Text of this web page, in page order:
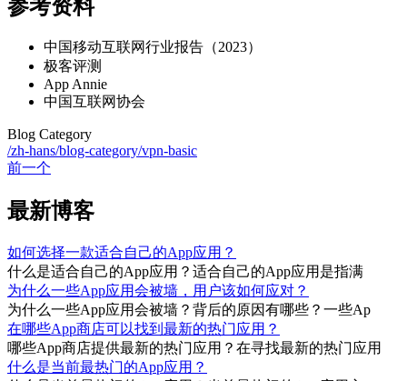
参考资料
中国移动互联网行业报告（2023）
极客评测
App Annie
中国互联网协会
Blog Category
/zh-hans/blog-category/vpn-basic
前一个
最新博客
如何选择一款适合自己的App应用？
什么是适合自己的App应用？适合自己的App应用是指满
为什么一些App应用会被墙，用户该如何应对？
为什么一些App应用会被墙？背后的原因有哪些？一些Ap
在哪些App商店可以找到最新的热门应用？
哪些App商店提供最新的热门应用？在寻找最新的热门应用
什么是当前最热门的App应用？